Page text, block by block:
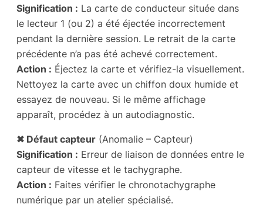
Signification : La carte de conducteur située dans
le lecteur 1 (ou 2) a été éjectée incorrectement
pendant la dernière session. Le retrait de la carte
précédente n’a pas été achevé correctement.
Action : Éjectez la carte et vérifiez-la visuellement.
Nettoyez la carte avec un chiffon doux humide et
essayez de nouveau. Si le même affichage
apparaît, procédez à un autodiagnostic.
✖ Défaut capteur (Anomalie – Capteur)
Signification : Erreur de liaison de données entre le
capteur de vitesse et le tachygraphe.
Action : Faites vérifier le chronotachygraphe
numérique par un atelier spécialisé.